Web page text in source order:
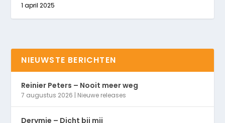
1 april 2025
NIEUWSTE BERICHTEN
Reinier Peters – Nooit meer weg
7 augustus 2026 | Nieuwe releases
Derymie – Dicht bij mij